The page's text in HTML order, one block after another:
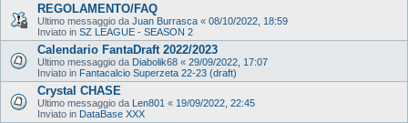
REGOLAMENTO/FAQ
Ultimo messaggio da Juan Burrasca « 08/10/2022, 18:59
Inviato in SZ LEAGUE - SEASON 2
Calendario FantaDraft 2022/2023
Ultimo messaggio da Diabolik68 « 29/09/2022, 17:07
Inviato in Fantacalcio Superzeta 22-23 (draft)
Crystal CHASE
Ultimo messaggio da Len801 « 19/09/2022, 22:45
Inviato in DataBase XXX